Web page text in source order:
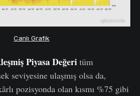
Canlı Grafik
Piyasa Değeri tüm
seviyesine ulaşmış olsa da,
pozisyonda olan kısmı %75 gibi